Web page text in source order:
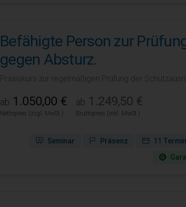
Befähigte Person zur
gegen Absturz.
Praxiskurs zur regelmäßigen Prüfung der
ab 1.050,00 €
Nettopreis (zzgl. MwSt.)
ab 1.249,50 €
Bruttopreis (inkl. MwSt.)
Seminar Präsenz 11